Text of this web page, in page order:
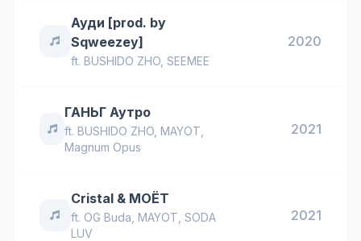
Ауди [prod. by
Sqweezey]
ft. BUSHIDO ZHO, SEEMEE
2020
ГАНЬГ Аутро
ft.BUSHIDO ZHO ,MAYOT
Magnum Opus
2021
Cristal & МОЁТ
ft. OG Buda MAYOT SODA
LUV
2021